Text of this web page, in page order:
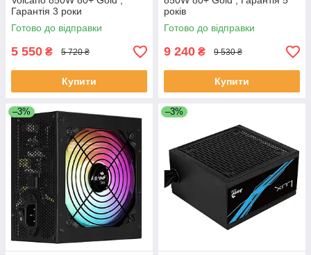
Гарантія 3 роки
Готово до відправки
5 550 ₴ 5 720 ₴
Купити
років
Готово до відправки
9 240 ₴ 9 530 ₴
Купити
–3% –3%